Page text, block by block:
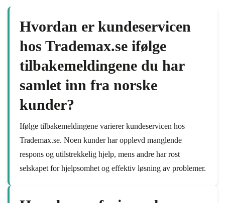
Hvordan er kundeservicen
hos Trademax.se ifølge
tilbakemeldingene du har
samlet inn fra norske
kunder?
Ifølge tilbakemeldingene varierer kundeservicen hos
Trademax.se. Noen kunder har opplevd manglende
respons og utilstrekkelig hjelp, mens andre har rost
selskapet for hjelpsomhet og effektiv løsning av problemer.